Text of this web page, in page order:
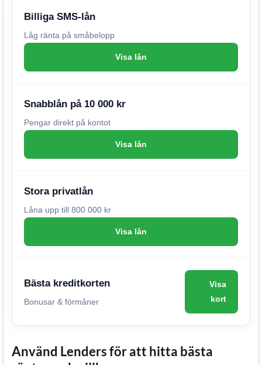
Billiga SMS-lån
Låg ränta på småbelopp
Visa lån
Snabblån på 10 000 kr
Pengar direkt på kontot
Visa lån
Stora privatlån
Låna upp till 800 000 kr
Visa lån
Bästa kreditkorten
Bonusar & förmåner
Visa
kort
Använd Lenders för att hitta bästa